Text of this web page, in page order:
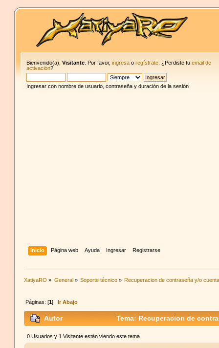
Bienvenido(a),Visitante . Por favor,ingresa oregístrate . ¿Perdiste tuemail de
activación?
Ingresar con nombre de usuario, contraseña y duración de la sesión
Inicio Página web Ayuda Ingresar Registrarse
XatiyaRO » General» Soporte técnico » Recuperacion de contraseña y/o
Páginas: [1] Ir Abajo
Autor Tema: Recuperacion de
0 Usuarios y 1 Visitante están viendo este tema.